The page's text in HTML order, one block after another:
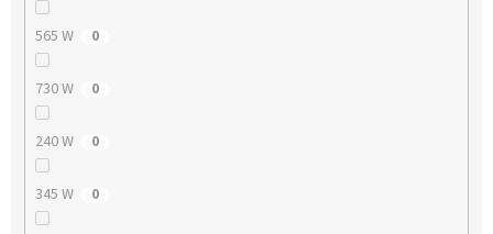
565 W 0
730 W 0
240 W 0
345 W 0